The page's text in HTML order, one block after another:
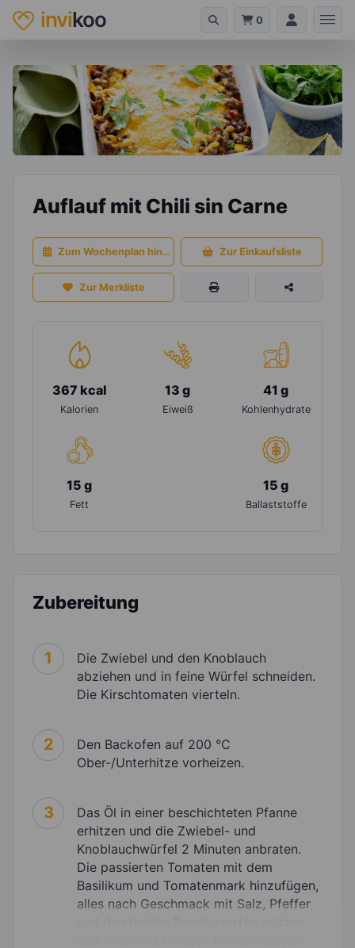
invikoo 0
Auflauf mit Chili sin Carne
Zum Wochenplan hinzufügen Zur Einkaufsliste
Zur Merkliste
367 kcal
Kalorien
13 g
Eiweiß
41 g
Kohlenhydrate
15 g
Fett
15 g
Ballaststoffe
Zubereitung
1
Die Zwiebel und den Knoblauch
abziehen und in feine Würfel schneiden.
Die Kirschtomaten vierteln.
2
Den Backofen auf 200 °C
Ober-/Unterhitze vorheizen.
3
Das Öl in einer beschichteten Pfanne
erhitzen und die Zwiebel- und
Knoblauchwürfel 2 Minuten anbraten.
Die passierten Tomaten mit dem
Basilikum und Tomatenmark hinzufügen,
alles nach Geschmack mit Salz, Pfeffer